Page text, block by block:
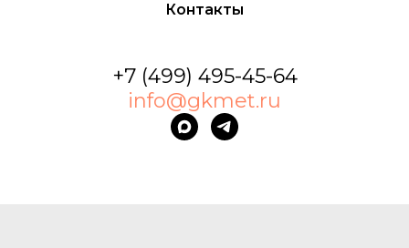
Контакты
+7 (499) 495-45-64
info@gkmet.ru